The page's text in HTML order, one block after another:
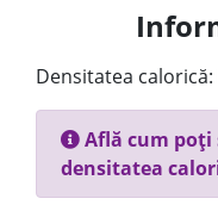
Densitatea calorică:
Află cum poți
densitatea